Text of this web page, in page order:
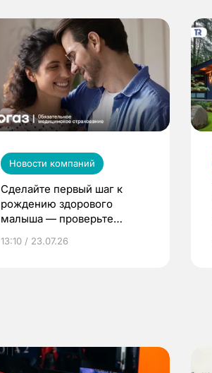
Новости компаний
Сделайте первый шаг к
рождению здорового
малыша — проверьте
по ОМС!
13:10 / 23.07.26